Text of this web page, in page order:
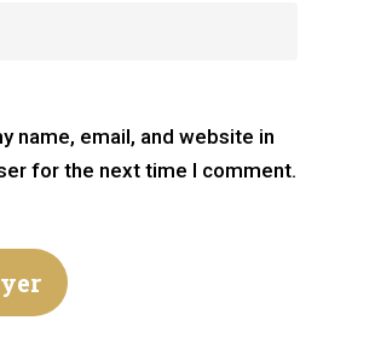
name, email, and website in
for the next time I comment.